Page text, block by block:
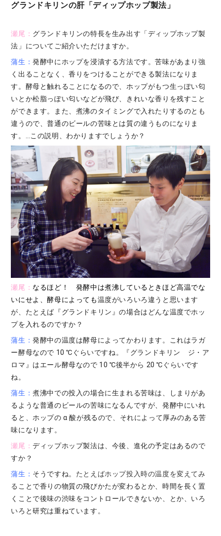
グランドキリンの肝「ディップホップ製法」
瀬尾： グランドキリンの特長を生み出す「ディップホップ製
法」についてご紹介いただけますか。
蒲生：発酵中にホップを浸漬する方法です。苦味があまり強
く出ることなく、香りをつけることができる製法になりま
す。酵母と触れることになるので、ホップがもつ生っぽい匂
いとか松脂っぽい匂いなどが飛び、きれいな香りを残すこと
ができます。また、煮沸のタイミングで入れたりするのとも
違うので、普通のビールの苦味とは質の違うものになりま
す。…この説明、わかりますでしょうか？
瀬尾： なるほど！ 発酵中は煮沸しているときほど高温でな
いにせよ、酵母によっても温度がいろいろ違うと思います
が、たとえば『グランドキリン』の場合はどんな温度でホッ
プを入れるのですか？
蒲生：発酵中の温度は酵母によってかわります。これはラガ
ー酵母なので 10 ℃ぐらいですね。『グランドキリン ジ・ア
ロマ』はエール酵母なので 10 ℃後半から 20 ℃ぐらいです
ね。
蒲生：煮沸中での投入の場合に生まれる苦味は、しまりがあ
るような普通のビールの苦味になるんですが、発酵中にいれ
ると、ホップの α 酸が残るので、それによって厚みのある苦
味になります。
瀬尾：ディップホップ製法は、今後、進化の予定はあるので
すか？
蒲生： そうですね。 たとえばホップ投入時の温度を変えてみ
る ことで香りの物質の飛びかたが変わるとか、時間を長く置
くことで後味の渋味をコントロールできないか、とか、いろ
いろと研究は重ねています。